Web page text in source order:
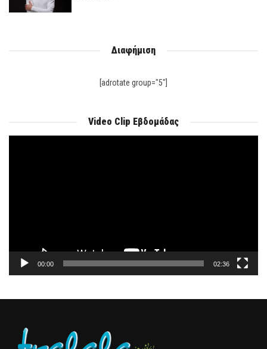
Διαφήμιση
[adrotate group="5"]
Video Clip Εβδομάδας
00:00 02:36